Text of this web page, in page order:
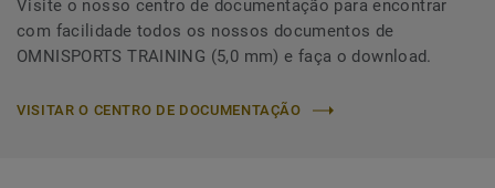
Visite o nosso centro de documentação para encontrar
com facilidade todos os nossos documentos de
OMNISPORTS TRAINING (5,0 mm) e faça o download.
VISITAR O CENTRO DE DOCUMENTAÇÃO